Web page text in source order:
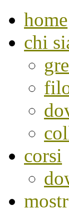
home
chi
corsi